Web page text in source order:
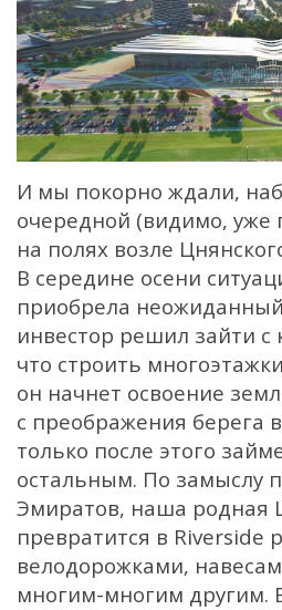
И мы покорно ждали,
очередной (видимо, уже
на полях возле
В середине осени
приобрела
инвестор решил зайти
что строить
он начнет освоение
с преображения берега
только после этого
остальным. По замыслу
Эмиратов, наша родная
превратится в Riverside
велодорожками,
многим-многим другим.